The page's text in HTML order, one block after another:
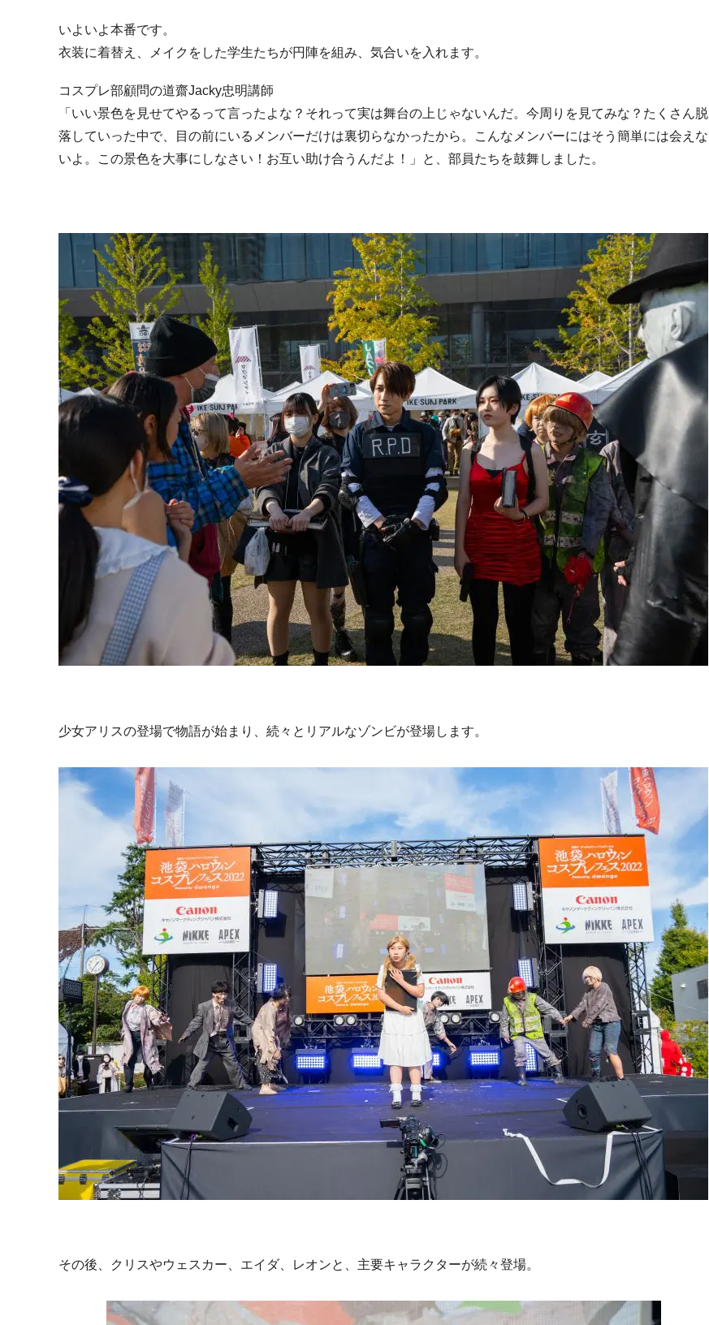
いよいよ本番です。
衣装に着替え、メイクをした学生たちが円陣を組み、気合いを入れます。
コスプレ部顧問の道齋Jacky忠明講師
「いい景色を見せてやるって言ったよな？それって実は舞台の上じゃないんだ。今周りを見てみな？たくさん脱
落していった中で、目の前にいるメンバーだけは裏切らなかったから。こんなメンバーにはそう簡単には会えな
いよ。この景色を大事にしなさい！お互い助け合うんだよ！」と、部員たちを鼓舞しました。
少女アリスの登場で物語が始まり、続々とリアルなゾンビが登場します。
その後、クリスやウェスカー、エイダ、レオンと、主要キャラクターが続々登場。